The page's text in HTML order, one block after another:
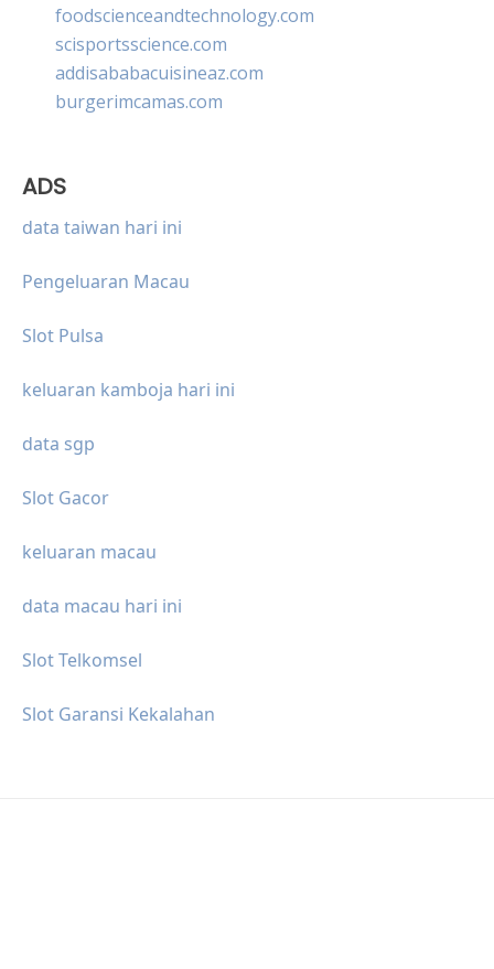
foodscienceandtechnology.com
scisportsscience.com
addisababacuisineaz.com
burgerimcamas.com
ADS
data taiwan hari ini
Pengeluaran Macau
Slot Pulsa
keluaran kamboja hari ini
data sgp
Slot Gacor
keluaran macau
data macau hari ini
Slot Telkomsel
Slot Garansi Kekalahan